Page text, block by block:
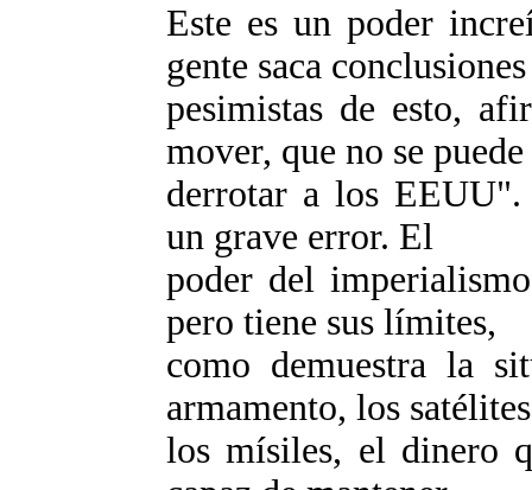
Este es un poder
gente saca conclusiones
pesimistas de esto,
mover, que no se puede
derrotar a los EEUU".
un grave error. El
poder del
pero tiene sus límites,
como demuestra la
armamento, los
los mísiles, el dinero